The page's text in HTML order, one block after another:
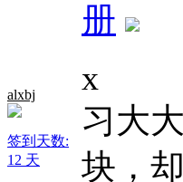
alxbj
签到天数:
12 天
册
x
习大
块，